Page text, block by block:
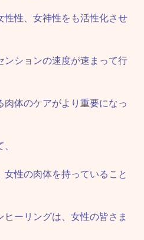
性性、女神性をも活性化させ
ンションの速度が速まって行
体のケアがより重要になっ
性の肉体を持っていること
ーリングは、女性の皆さま